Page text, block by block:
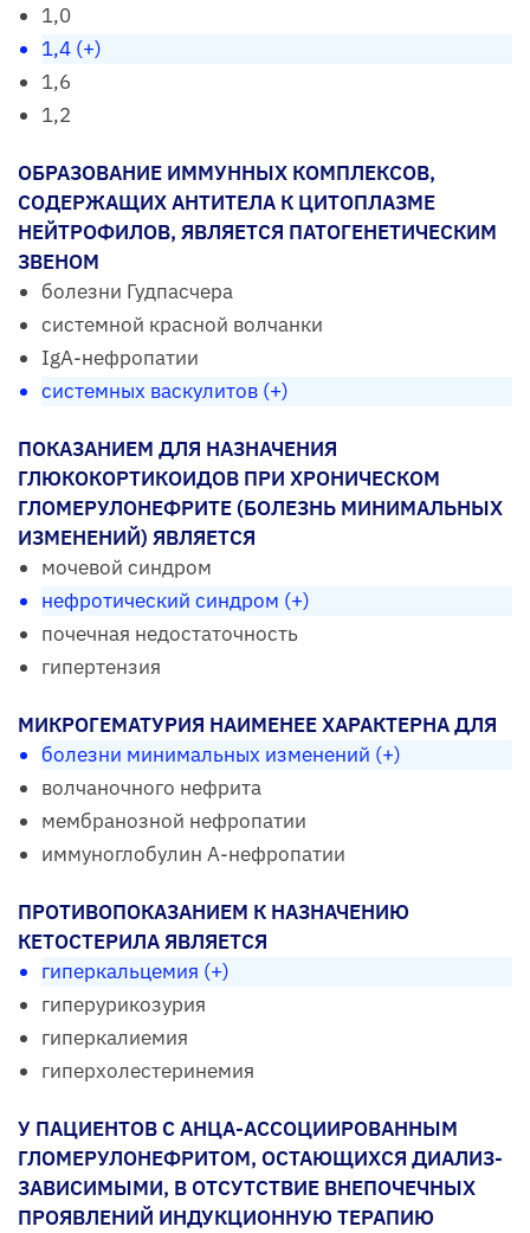
1,0
1,4 (+)
1,6
1,2
ОБРАЗОВАНИЕ ИММУННЫХ КОМПЛЕКСОВ,
СОДЕРЖАЩИХ АНТИТЕЛА К ЦИТОПЛАЗМЕ
НЕЙТРОФИЛОВ, ЯВЛЯЕТСЯ ПАТОГЕНЕТИЧЕСКИМ
ЗВЕНОМ
болезни Гудпасчера
системной красной волчанки
IgA-нефропатии
системных васкулитов (+)
ПОКАЗАНИЕМ ДЛЯ НАЗНАЧЕНИЯ
ГЛЮКОКОРТИКОИДОВ ПРИ ХРОНИЧЕСКОМ
ГЛОМЕРУЛОНЕФРИТЕ (БОЛЕЗНЬ МИНИМАЛЬНЫХ
ИЗМЕНЕНИЙ) ЯВЛЯЕТСЯ
мочевой синдром
нефротический синдром (+)
почечная недостаточность
гипертензия
МИКРОГЕМАТУРИЯ НАИМЕНЕЕ ХАРАКТЕРНА ДЛЯ
болезни минимальных изменений (+)
волчаночного нефрита
мембранозной нефропатии
иммуноглобулин А-нефропатии
ПРОТИВОПОКАЗАНИЕМ К НАЗНАЧЕНИЮ
КЕТОСТЕРИЛА ЯВЛЯЕТСЯ
гиперкальцемия (+)
гиперурикозурия
гиперкалиемия
гиперхолестеринемия
У ПАЦИЕНТОВ С АНЦА-АССОЦИИРОВАННЫМ
ГЛОМЕРУЛОНЕФРИТОМ, ОСТАЮЩИХСЯ ДИАЛИЗ-
ЗАВИСИМЫМИ, В ОТСУТСТВИЕ ВНЕПОЧЕЧНЫХ
ПРОЯВЛЕНИЙ ИНДУКЦИОННУЮ ТЕРАПИЮ